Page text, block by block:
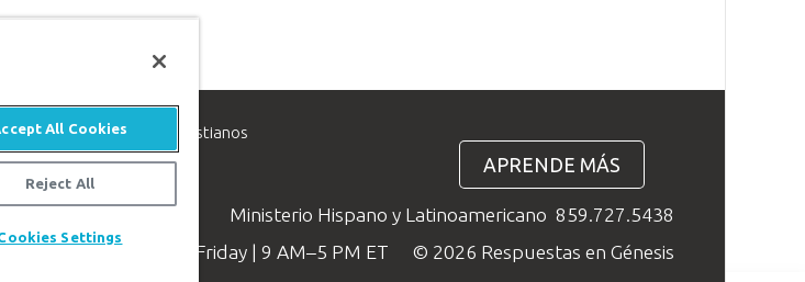
a ayudar a los cristianos
APRENDE MÁS
Ministerio Hispano y Latinoamericano 859.727.5438
Available Monday–Friday | 9 AM–5 PM ET
© 2026 Respuestas en Génesis
All Cookies
Reject All
Settings